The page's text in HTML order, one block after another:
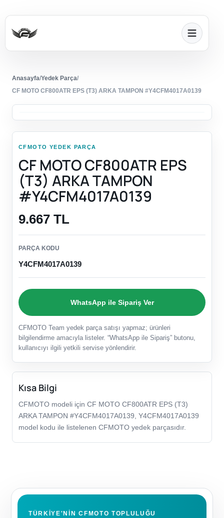
Anasayfa/Yedek Parça/
CF MOTO CF800ATR EPS (T3) ARKA TAMPON #Y4CFM4017A0139
CFMOTO YEDEK PARÇA
CF MOTO CF800ATR EPS
(T3) ARKA TAMPON
#Y4CFM4017A0139
9.667 TL
PARÇA KODU
Y4CFM4017A0139
WhatsApp ile Sipariş Ver
CFMOTO Team yedek parça satışı yapmaz; ürünleri
bilgilendirme amacıyla listeler. “WhatsApp ile Sipariş” butonu,
kullanıcıyı ilgili yetkili servise yönlendirir.
Kısa Bilgi
CFMOTO modeli için CF MOTO CF800ATR EPS (T3)
ARKA TAMPON #Y4CFM4017A0139, Y4CFM4017A0139
model kodu ile listelenen CFMOTO yedek parçasıdır.
TÜRKIYE'NIN CFMOTO TOPLULUĞU